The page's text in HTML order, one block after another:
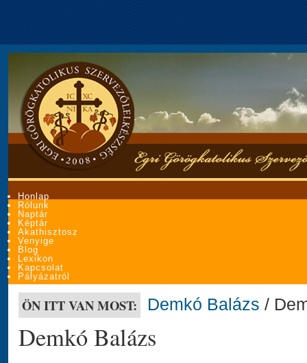
Honlap
Rólunk
Naptár
Képtár
Akathisztosz
Venyige
Blog
Lexikon
Kapcsolat
Pályázatról
ÖN ITT VAN MOST: Demkó Balázs /
Demkó Balázs